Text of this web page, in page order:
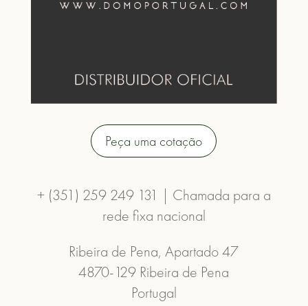
Peça uma cotação
+ (351) 259 249 131 | Chamada para a
rede fixa nacional
Ribeira de Pena, Apartado 47
4870-129 Ribeira de Pena
Portugal